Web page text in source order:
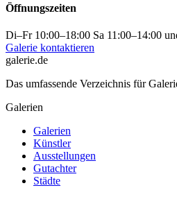
Öffnungszeiten
Di–Fr 10:00–18:00 Sa 11:00–14:00
Galerie kontaktieren
galerie.de
Das umfassende Verzeichnis für
Galerien
Galerien
Künstler
Ausstellungen
Gutachter
Städte